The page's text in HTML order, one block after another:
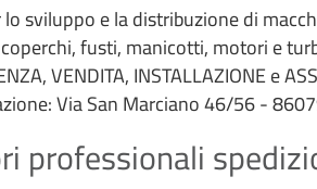
sviluppo e la distribuzione di
fusti, manicotti, motori e
VENDITA, INSTALLAZIONE e
Via San Marciano 46/56 -
professionali